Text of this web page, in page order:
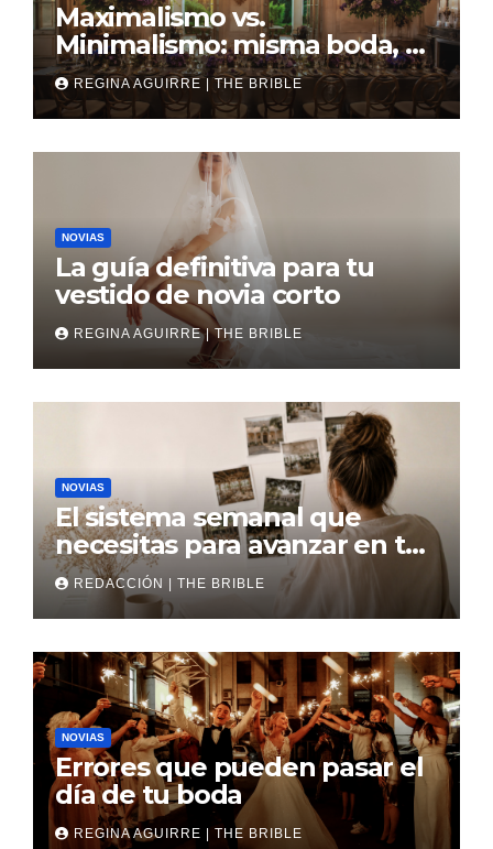
Maximalismo vs.
Minimalismo: misma boda, al
revés
REGINA AGUIRRE | THE BRIBLE
NOVIAS
La guía definitiva para tu
vestido de novia corto
REGINA AGUIRRE | THE BRIBLE
NOVIAS
El sistema semanal que
necesitas para avanzar en tu
boda
REDACCIÓN | THE BRIBLE
NOVIAS
Errores que pueden pasar el
día de tu boda
REGINA AGUIRRE | THE BRIBLE